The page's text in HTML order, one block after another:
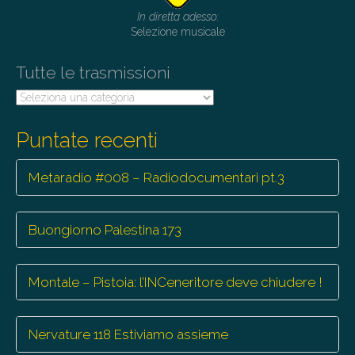
n
In diretta adesso:
Selezione musicale
Tutte le trasmissioni
Tutte
Puntate recenti
Metaradio #008 – Radiodocumentari pt.3
Buongiorno Palestina 173
Montale – Pistoia: l’INCeneritore deve chiudere !
Nervature 118 Estiviamo assieme